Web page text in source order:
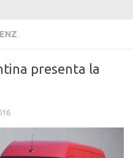
presenta la